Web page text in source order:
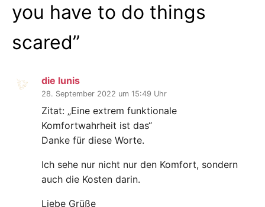
you have to do things
scared”
die lunis
28. September 2022 um 15:49 Uhr
Zitat: „Eine extrem funktionale
Komfortwahrheit ist das“
Danke für diese Worte.
Ich sehe nur nicht nur den Komfort, sondern
auch die Kosten darin.
Liebe Grüße